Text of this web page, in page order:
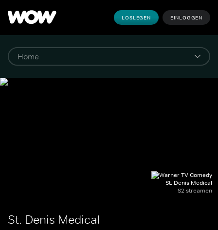
LOSLEGEN EINLOGGEN
St. Denis Medical
S2 streamen
St. Denis Medical